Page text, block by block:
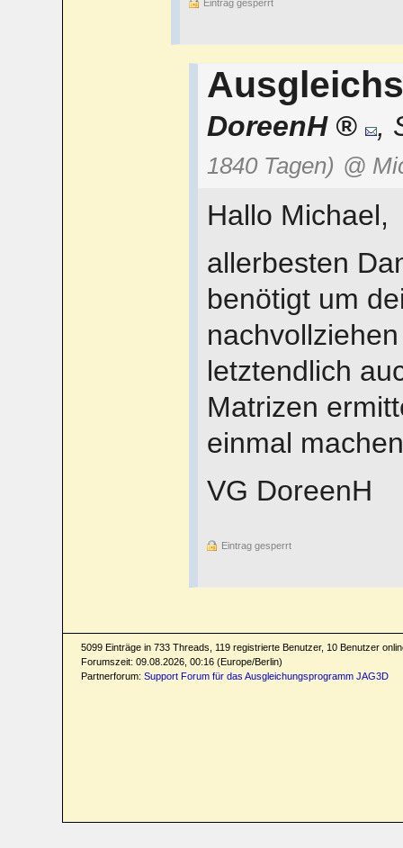
Eintrag gesperrt
DoreenH ,
1840 Tagen) @
Hallo Michael,
allerbesten
benötigt um
letztendlich
Matrizen
einmal
VG DoreenH
Eintrag gesperrt
5099 Einträge in 733 Threads, 119 registrierte Benutzer, 10 Benutzer
Forumszeit: 09.08.2026, 00:16 (Europe/Berlin)
Partnerforum: Support Forum für das Ausgleichungsprogramm JAG3D